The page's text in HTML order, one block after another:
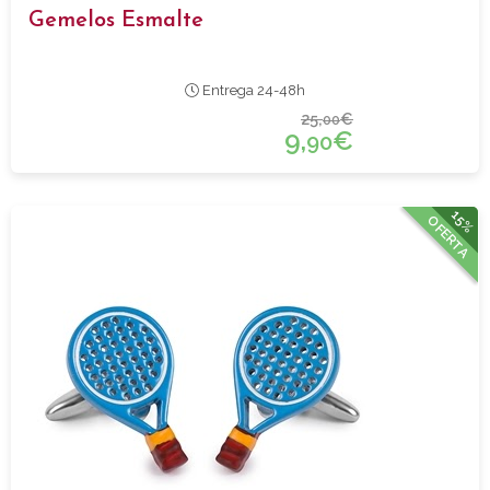
Gemelos Esmalte
Entrega 24-48h
25,00€
9,90€
15%
OFERTA